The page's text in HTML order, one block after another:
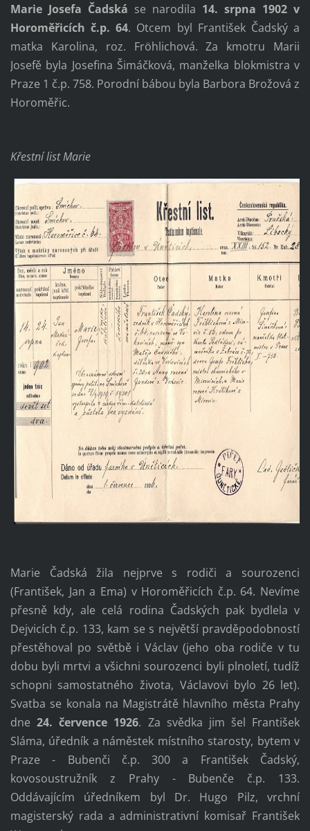
Marie Josefa Čadská se narodila 14. srpna 1902 v
Horoměřicích č.p. 64. Otcem byl František Čadský a
matka Karolina, roz. Fröhlichová. Za kmotru Marii
Josefě byla Josefina Šimáčková, manželka blokmistra v
Praze 1 č.p. 758. Porodní bábou byla Barbora Brožová z
Horoměřic.
Křestní list Marie
Marie Čadská žila nejprve s rodiči a sourozenci
(František, Jan a Ema) v Horoměřicích č.p. 64. Nevíme
přesně kdy, ale celá rodina Čadských pak bydlela v
Dejvicích č.p. 133, kam se s největší pravděpodobností
přestěhoval po světbě i Václav (jeho oba rodiče v tu
dobu byli mrtvi a všichni sourozenci byli plnoletí, tudíž
schopni samostatného života, Václavovi bylo 26 let).
Svatba se konala na Magistrátě hlavního města Prahy
dne24. července 1926. Za svědka jim šel František
Sláma, úředník a náměstek místního starosty, bytem v
Praze - Bubenči č.p. 300 a František Čadský,
kovosoustružník z Prahy - Bubenče č.p. 133.
Oddávajícím úředníkem byl Dr. Hugo Pilz, vrchní
magisterský rada a administrativní komisař František